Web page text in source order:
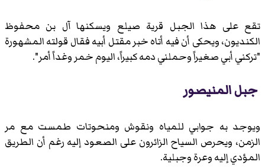
تقع على هذا الجبل قرية صيلع ويسكنها آل بن محفوظ
الكنديون، ويحكى أن فيه أتاه خبر مقتل أبيه فقال قولته المشهورة
"تركني أبي صغيراً وحملني دمه كبيراً، اليوم خمر وغداً أمر".
جبل المنيصور
ويوجد به جوابي للمياه ونقوش ومنحوتات طمست مع مر
الزمن، ويحرص السياح الزائرون على الصعود إليه رغم أن الطريق
المؤدي إليه وعرة وجبلية.